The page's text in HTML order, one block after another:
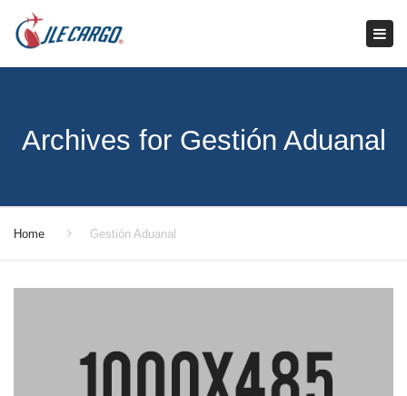
Archives for Gestión Aduanal
Home Gestión Aduanal